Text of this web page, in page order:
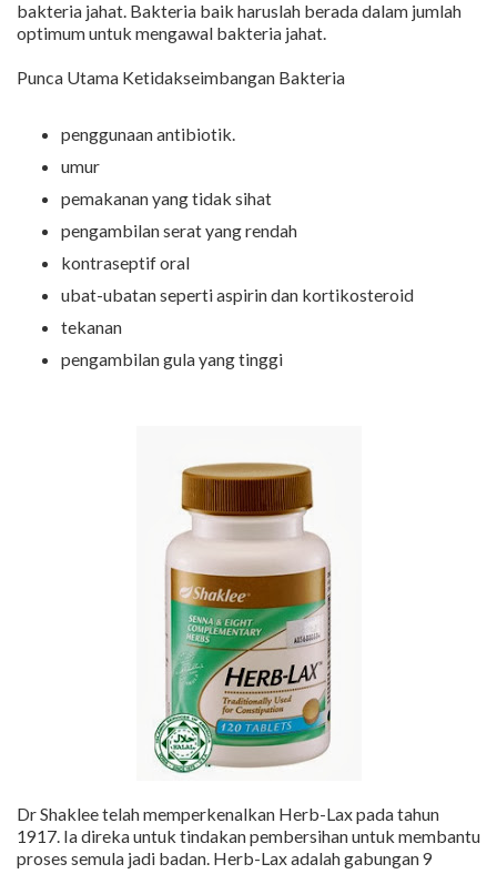
bakteria jahat. Bakteria baik haruslah berada dalam jumlah
optimum untuk mengawal bakteria jahat.
Punca Utama Ketidakseimbangan Bakteria
penggunaan antibiotik.
umur
pemakanan yang tidak sihat
pengambilan serat yang rendah
kontraseptif oral
ubat-ubatan seperti aspirin dan kortikosteroid
tekanan
pengambilan gula yang tinggi
Dr Shaklee telah memperkenalkan Herb-Lax pada tahun
1917. Ia direka untuk tindakan pembersihan untuk membantu
proses semula jadi badan. Herb-Lax adalah gabungan 9